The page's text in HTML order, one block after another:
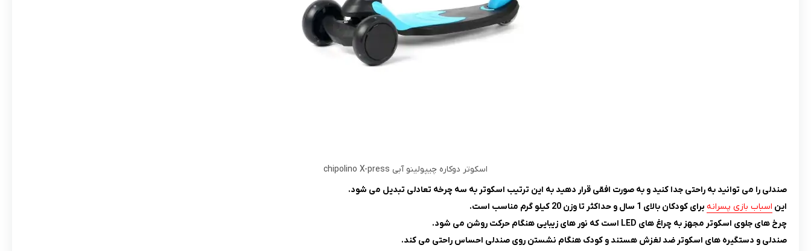
اسکوتر دوکاره چیپولینو آبی chipolino X-press
صندلی را می توانید به راحتی جدا کنید و به صورت افقی قرار دهید به این ترتیب اسکوتر به سه چرخه تعادلی تبدیل می شود.
این اسباب بازی پسرانه برای کودکان بالای 1 سال و حداکثر تا وزن 20 کیلو گرم مناسب است.
چرخ های جلوی اسکوتر مجهز به چراغ های LED است که نور های زیبایی هنگام حرکت روشن می شود.
صندلی و دستگیره های اسکوتر ضد لغزش هستند و کودک هنگام نشستن روی صندلی احساس راحتی می کند.